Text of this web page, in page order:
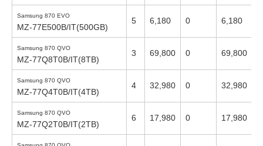
Samsung 870 EVO
MZ-77E500B/IT(500GB)
5 6,180 0 6,180
Samsung 870 QVO
MZ-77Q8T0B/IT(8TB)
3 69,800 0 69,800
Samsung 870 QVO
MZ-77Q4T0B/IT(4TB)
4 32,980 0 32,980
Samsung 870 QVO
MZ-77Q2T0B/IT(2TB)
6 17,980 0 17,980